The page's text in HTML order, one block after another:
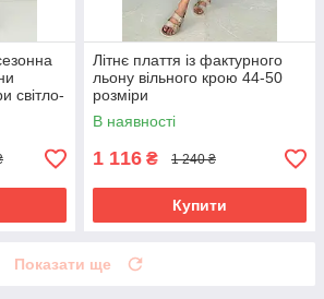
світло-
Літнє плаття із фактурного
льону вільного крою 44-50
розміри
В наявності
1 116 ₴ 1 240 ₴
Купити
Показати ще